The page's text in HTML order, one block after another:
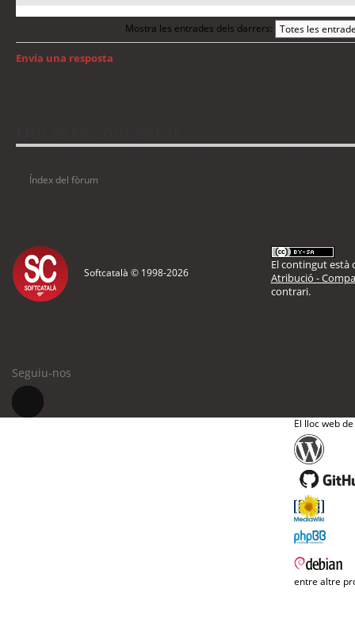
Mostra les entrades dels darrers:
Envia una resposta
Índex del fòrum
Softcatalà © 1998-2026
El contingut està
Atribució -
contrari.
Seguiu-nos
El lloc web
entre altre